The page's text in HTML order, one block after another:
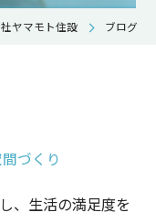
ヤマモト住設 ブログ
づくり
、生活の満足度を